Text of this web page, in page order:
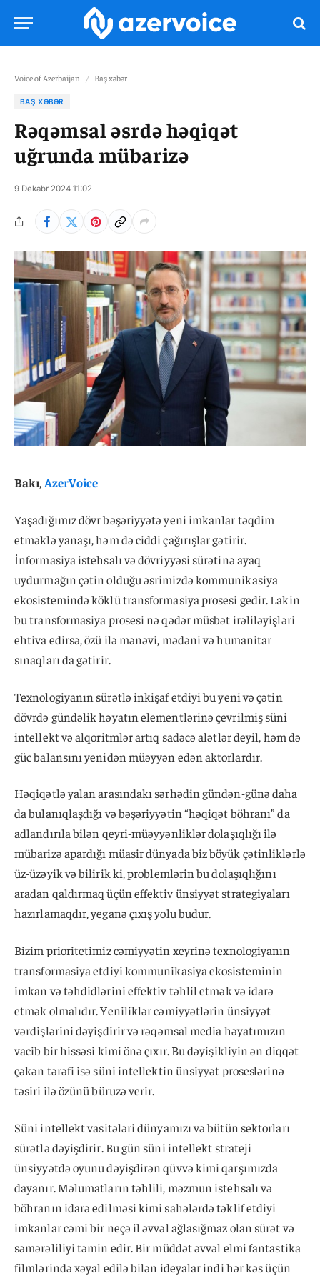
Voice of Azerbaijan / Baş xəbər
BAŞ XƏBƏR
Rəqəmsal əsrdə həqiqət
uğrunda mübarizə
9 Dekabr 2024 11:02
Bakı,AzerVoice
Yaşadığımız dövr bəşəriyyətə yeni imkanlar təqdim
etməklə yanaşı, həm də ciddi çağırışlar gətirir.
İnformasiya istehsalı və dövriyyəsi sürətinə ayaq
uydurmağın çətin olduğu əsrimizdə kommunikasiya
ekosistemində köklü transformasiya prosesi gedir. Lakin
bu transformasiya prosesi nə qədər müsbət irəliləyişləri
ehtiva edirsə, özü ilə mənəvi, mədəni və humanitar
sınaqları da gətirir.
Texnologiyanın sürətlə inkişaf etdiyi bu yeni və çətin
dövrdə gündəlik həyatın elementlərinə çevrilmiş süni
intellekt və alqoritmlər artıq sadəcə alətlər deyil, həm də
güc balansını yenidən müəyyən edən aktorlardır.
Həqiqətlə yalan arasındakı sərhədin gündən-günə daha
da bulanıqlaşdığı və bəşəriyyətin “həqiqət böhranı” da
adlandırıla bilən qeyri-müəyyənliklər dolaşıqlığı ilə
mübarizə apardığı müasir dünyada biz böyük çətinliklərlə
üz-üzəyik və bilirik ki, problemlərin bu dolaşıqlığını
aradan qaldırmaq üçün effektiv ünsiyyət strategiyaları
hazırlamaqdır, yeganə çıxış yolu budur.
Bizim prioritetimiz cəmiyyətin xeyrinə texnologiyanın
transformasiya etdiyi kommunikasiya ekosisteminin
imkan və təhdidlərini effektiv təhlil etmək və idarə
etmək olmalıdır. Yeniliklər cəmiyyətlərin ünsiyyət
vərdişlərini dəyişdirir və rəqəmsal media həyatımızın
vacib bir hissəsi kimi önə çıxır. Bu dəyişikliyin ən diqqət
çəkən tərəfi isə süni intellektin ünsiyyət proseslərinə
təsiri ilə özünü büruzə verir.
Süni intellekt vasitələri dünyamızı və bütün sektorları
sürətlə dəyişdirir. Bu gün süni intellekt strateji
ünsiyyətdə oyunu dəyişdirən qüvvə kimi qarşımızda
dayanır. Məlumatların təhlili, məzmun istehsalı və
böhranın idarə edilməsi kimi sahələrdə təklif etdiyi
imkanlar cəmi bir neçə il əvvəl ağlasığmaz olan sürət və
səmərəliliyi təmin edir. Bir müddət əvvəl elmi fantastika
filmlərində xəyal edilə bilən ideyalar indi hər kəs üçün